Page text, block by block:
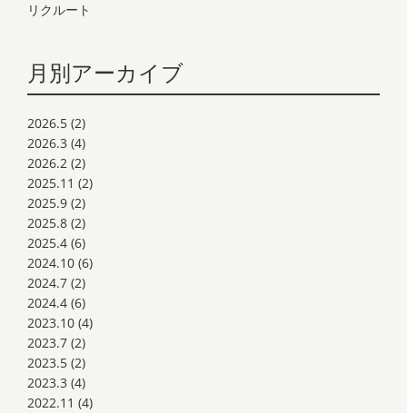
リクルート
月別アーカイブ
2026.5 (2)
2026.3 (4)
2026.2 (2)
2025.11 (2)
2025.9 (2)
2025.8 (2)
2025.4 (6)
2024.10 (6)
2024.7 (2)
2024.4 (6)
2023.10 (4)
2023.7 (2)
2023.5 (2)
2023.3 (4)
2022.11 (4)